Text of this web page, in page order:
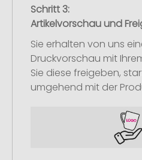
Schritt 3:
Artikelvorschau und
Sie erhalten von uns
Druckvorschau mit
Sie diese freigeben,
umgehend mit der